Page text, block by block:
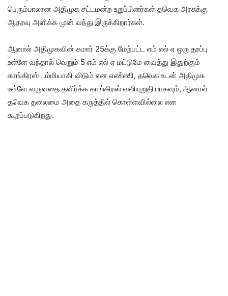
பெரும்பாலான அதிமுக சட்டமன்ற உறுப்பினர்கள் தவெக அரசுக்கு
ஆதரவு அளிக்க முன் வந்து இருக்கிறார்கள்.
ஆனால் அதிமுகவின் சுமார் 25க்கு மேற்பட்ட எம் எல் ஏ ஒரு தரப்பு
உள்ளே வந்தால் வெறும் 5 எம் எல் ஏ மட்டுமே வைத்து இதுற்கும்
காங்கிரஸ் டம்மியாகி விடும் என எண்ணி, தவெக உடன் அதிமுக
உள்ளே வருவதை தவிர்க்க காங்கிரஸ் வலியுறுதியாகவும், ஆனால்
தவெக தலைமை அதை கருத்தில் கொள்ளவில்லை என
கூறப்படுகிறது.